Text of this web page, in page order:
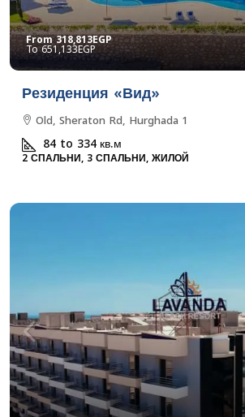
From318,813EGP
651,133EGP
Резиденция «Вид»
Old, Sheraton Rd, Hurghada 1
84 to 334кв.м
2 СПАЛЬНИ, 3 СПАЛЬНИ, ЖИЛОЙ